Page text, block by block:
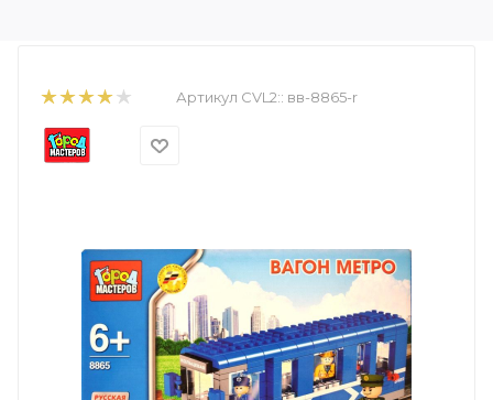
Артикул CVL2:: вв-8865-r